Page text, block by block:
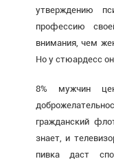
утверждению
профессию
внимания, чем
Но у стюардесс
8% мужчин
гражданский
знает, и
пивка даст